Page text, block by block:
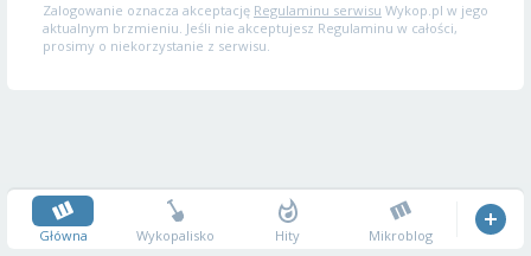
Zalogowanie oznacza akceptację Regulaminu serwisu Wykop.pl w jego
aktualnym brzmieniu. Jeśli nie akceptujesz Regulaminu w całości,
prosimy o niekorzystanie z serwisu.
Główna Wykopalisko Hity Mikroblog